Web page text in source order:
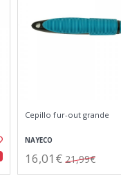
Cepillo fur-out grande
NAYECO
16,01€ 21,99€